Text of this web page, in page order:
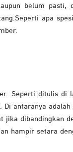
belum pasti,
apa
Seperti ditulis di
antaranya adalah
dibandingkan
hampir setara